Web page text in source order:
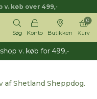
køb over 499,-
Søg Konto Butikken Kurv
0
v. køb for 499,-
af Shetland Sheppdog.